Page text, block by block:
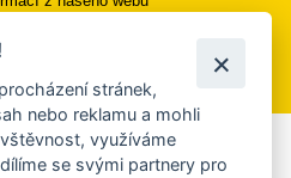
se k odběru
rozhlas
stránek,
nebo reklamu a mohli
využíváme
se svými partnery pro